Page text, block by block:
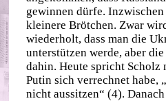
gewinnen dürfe.
kleinere Brötchen. Zwar
wiederholt, dass man die
unterstützen werde, aber
dahin. Heute spricht Scholz
Putin sich verrechnet habe,
nicht aussitzen“ (4).